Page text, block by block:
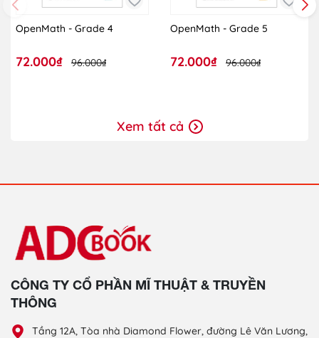
OpenMath - Grade 4
72.000₫ 96.000₫
OpenMath - Grade 5
72.000₫ 96.000₫
Xem tất cả
CÔNG TY CỔ PHẦN MĨ THUẬT & TRUYỀN
THÔNG
Tầng 12A, Tòa nhà Diamond Flower, đường Lê Văn Lương,